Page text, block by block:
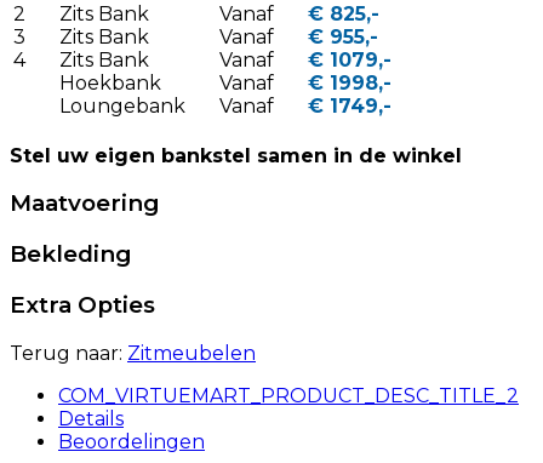
2
3
4
Zits Bank
Zits Bank
Zits Bank
Hoekbank
Loungebank
Vanaf
Vanaf
Vanaf
Vanaf
Vanaf
€ 825,-
€ 955,-
€ 1079,-
€ 1998,-
€ 1749,-
Stel uw eigen bankstel samen in de winkel
Maatvoering
Bekleding
Extra Opties
Terug naar: Zitmeubelen
COM_VIRTUEMART_PRODUCT_DESC_TITLE_2
Details
Beoordelingen